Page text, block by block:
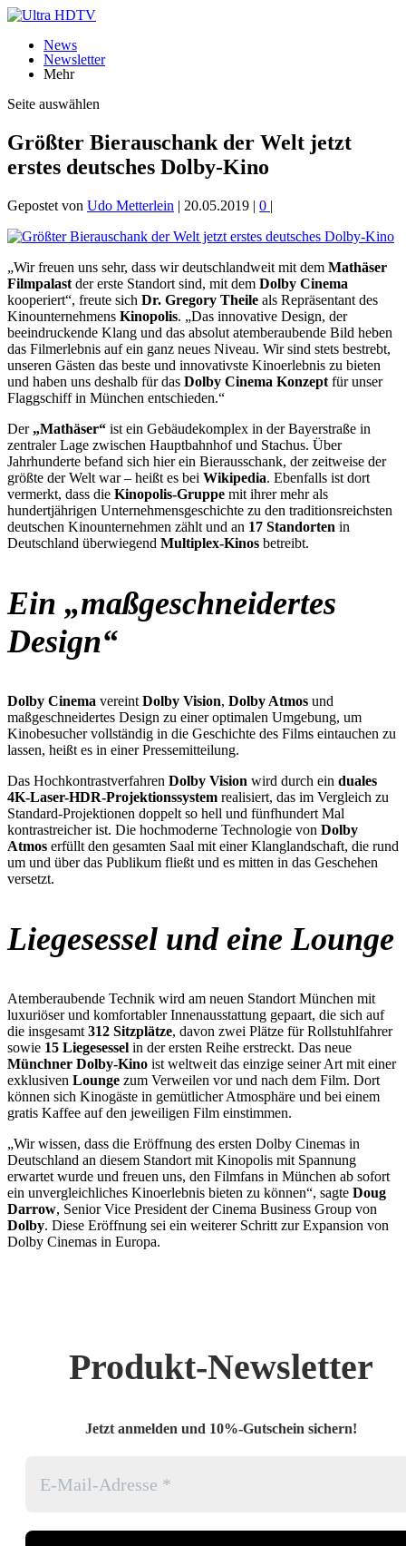
News
Newsletter
Mehr
Seite auswählen
Größter Bierauschank der Welt jetzt
erstes deutsches Dolby-Kino
Gepostet von Udo Metterlein | 20.05.2019 | 0 |
„Wir freuen uns sehr, dass wir deutschlandweit mit dem Mathäser
Filmpalast der erste Standort sind, mit dem Dolby Cinema
kooperiert“, freute sich Dr. Gregory Theile als Repräsentant des
Kinounternehmens Kinopolis. „Das innovative Design, der
beeindruckende Klang und das absolut atemberaubende Bild heben
das Filmerlebnis auf ein ganz neues Niveau. Wir sind stets bestrebt,
unseren Gästen das beste und innovativste Kinoerlebnis zu bieten
und haben uns deshalb für das Dolby Cinema Konzept für unser
Flaggschiff in München entschieden.“
Der„Mathäser“ ist ein Gebäudekomplex in der Bayerstraße in
zentraler Lage zwischen Hauptbahnhof und Stachus. Über
Jahrhunderte befand sich hier ein Bierausschank, der zeitweise der
größte der Welt war – heißt es bei Wikipedia. Ebenfalls ist dort
vermerkt, dass die Kinopolis-Gruppe mit ihrer mehr als
hundertjährigen Unternehmensgeschichte zu den traditionsreichsten
deutschen Kinounternehmen zählt und an 17 Standorten in
Deutschland überwiegend Multiplex-Kinos betreibt.
Ein „maßgeschneidertes
Design“
Dolby Cinema vereint Dolby Vision, Dolby Atmos und
maßgeschneidertes Design zu einer optimalen Umgebung, um
Kinobesucher vollständig in die Geschichte des Films eintauchen zu
lassen, heißt es in einer Pressemitteilung.
Das Hochkontrastverfahren Dolby Vision wird durch ein duales
4K-Laser-HDR-Projektionssystem realisiert, das im Vergleich zu
Standard-Projektionen doppelt so hell und fünfhundert Mal
kontrastreicher ist. Die hochmoderne Technologie von Dolby
Atmos erfüllt den gesamten Saal mit einer Klanglandschaft, die rund
um und über das Publikum fließt und es mitten in das Geschehen
versetzt.
Liegesessel und eine Lounge
Atemberaubende Technik wird am neuen Standort München mit
luxuriöser und komfortabler Innenausstattung gepaart, die sich auf
die insgesamt 312 Sitzplätze, davon zwei Plätze für Rollstuhlfahrer
sowie 15 Liegesessel in der ersten Reihe erstreckt. Das neue
Münchner Dolby-Kino ist weltweit das einzige seiner Art mit einer
exklusiven Lounge zum Verweilen vor und nach dem Film. Dort
können sich Kinogäste in gemütlicher Atmosphäre und bei einem
gratis Kaffee auf den jeweiligen Film einstimmen.
„Wir wissen, dass die Eröffnung des ersten Dolby Cinemas in
Deutschland an diesem Standort mit Kinopolis mit Spannung
erwartet wurde und freuen uns, den Filmfans in München ab sofort
ein unvergleichliches Kinoerlebnis bieten zu können“, sagte Doug
Darrow, Senior Vice President der Cinema Business Group von
Dolby. Diese Eröffnung sei ein weiterer Schritt zur Expansion von
Dolby Cinemas in Europa.
Produkt-Newsletter
Jetzt anmelden und 10%-Gutschein sichern!